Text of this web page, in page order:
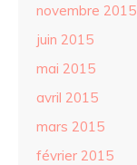
novembre 2015
juin 2015
mai 2015
avril 2015
mars 2015
février 2015